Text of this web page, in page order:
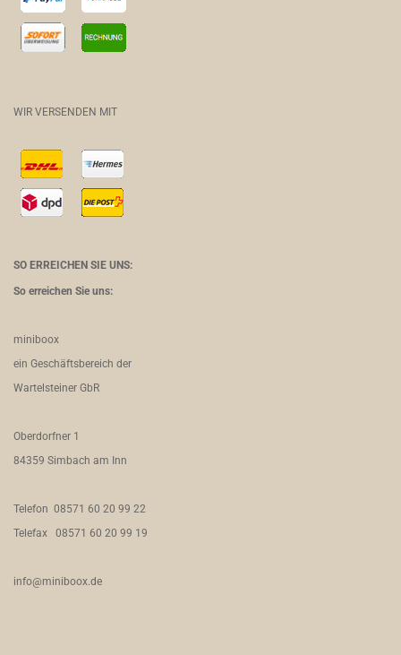
WIR VERSENDEN MIT
SO ERREICHEN SIE UNS:
So erreichen Sie uns:
miniboox
ein Geschäftsbereich der
Wartelsteiner GbR
Oberdorfner 1
84359 Simbach am Inn
Telefon 08571 60 20 99 22
Telefax 08571 60 20 99 19
info@miniboox.de